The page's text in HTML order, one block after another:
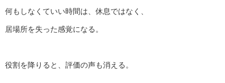
何もしなくていい時間は、休息ではなく、
居場所を失った感覚になる。
役割を降りると、評価の声も消える。